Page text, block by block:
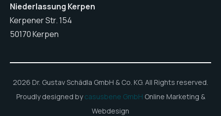
Niederlassung Kerpen
Kerpener Str. 154
50170 Kerpen
2026 Dr. Gustav Schädla GmbH & Co. KG. All Rights reserved.
Proudly designed bycasusbene GmbH Online Marketing &
Webdesign